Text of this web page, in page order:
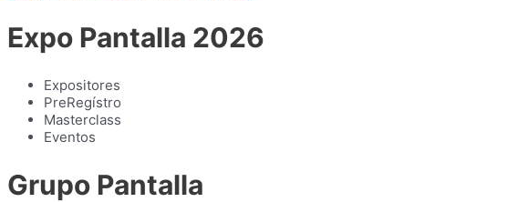
Expo Pantalla 2026
Expositores
PreRegístro
Masterclass
Eventos
Grupo Pantalla